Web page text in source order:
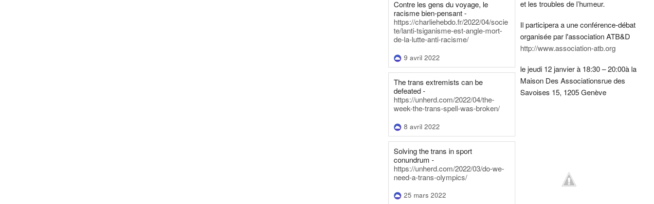
Contre les gens du voyage, le
racisme bien-pensant -
https://charliehebdo.fr/2022/04/socie
te/lanti-tsiganisme-est-angle-mort-
de-la-lutte-anti-racisme/
9 avril 2022
The trans extremists can be
defeated -
https://unherd.com/2022/04/the-
week-the-trans-spell-was-broken/
8 avril 2022
Solving the trans in sport
conundrum -
https://unherd.com/2022/03/do-we-
need-a-trans-olympics/
25 mars 2022
et les troubles de l’humeur.
Il participera a une conférence-débat
organisée par l'association ATB&D
http://www.association-atb.org
le jeudi 12 janvier à 18:30 – 20:00à la
Maison Des Associationsrue des
Savoises 15, 1205 Genève